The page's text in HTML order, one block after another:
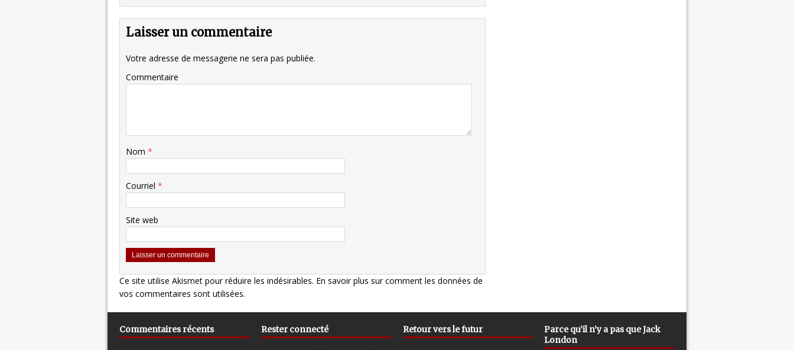
Laisser un commentaire
Votre adresse de messagerie ne sera pas publiée.
Commentaire
Nom *
Courriel *
Site web
Ce site utilise Akismet pour réduire les indésirables. En savoir plus sur comment les données de
vos commentaires sont utilisées.
Commentaires récents Rester connecté Retour vers le futur
Parce qu’il n’y a pas que Jack
London